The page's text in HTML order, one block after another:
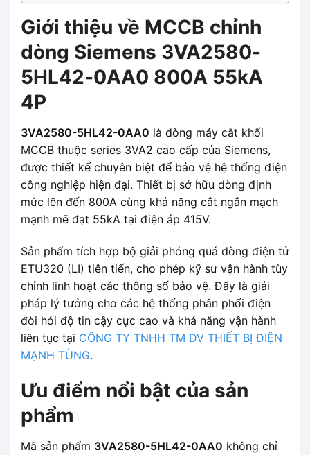
Giới thiệu về MCCB chỉnh
dòng Siemens 3VA2580-
5HL42-0AA0 800A 55kA
4P
3VA2580-5HL42-0AA0 là dòng máy cắt khối
MCCB thuộc series 3VA2 cao cấp của Siemens,
được thiết kế chuyên biệt để bảo vệ hệ thống điện
công nghiệp hiện đại. Thiết bị sở hữu dòng định
mức lên đến 800A cùng khả năng cắt ngắn mạch
mạnh mẽ đạt 55kA tại điện áp 415V.
Sản phẩm tích hợp bộ giải phóng quá dòng điện tử
ETU320 (LI) tiên tiến, cho phép kỹ sư vận hành tùy
chỉnh linh hoạt các thông số bảo vệ. Đây là giải
pháp lý tưởng cho các hệ thống phân phối điện
đòi hỏi độ tin cậy cực cao và khả năng vận hành
liên tục tại CÔNG TY TNHH TM DV THIẾT BỊ ĐIỆN
MẠNH TÙNG.
Ưu điểm nổi bật của sản
phẩm
Mã sản phẩm 3VA2580-5HL42-0AA0 không chỉ